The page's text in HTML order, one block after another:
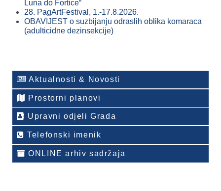
Luna do Fortice“
28. PagArtFestival, 1.-17.8.2026.
OBAVIJEST o suzbijanju odraslih oblika komaraca
(adulticidne dezinsekcije)
Aktualnosti & Novosti
Prostorni planovi
Upravni odjeli Grada
Telefonski imenik
ONLINE arhiv sadržaja